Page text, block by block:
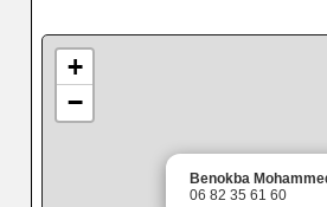
Benokba
06 82 35 61 60
+
−